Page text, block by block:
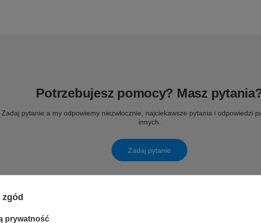
Potrzebujesz pomocy? Masz
Zadaj pytanie a my odpowiemy niezwłocznie, najciekawsze pytania i odpowiedzi
innych.
Zadaj pytanie
prywatność